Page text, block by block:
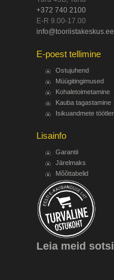
+372 740 2100
E-R 9.00-17.00
info@tooriistakeskus.ee
E-poest tellimine
Ostujuhend
Müügitingimused
Kohaletoimetamine
Kauba tagastamine
Isikuandmete
Lisainfo
Garantii
Järelmaks
Mõõttabelid
Leia meid